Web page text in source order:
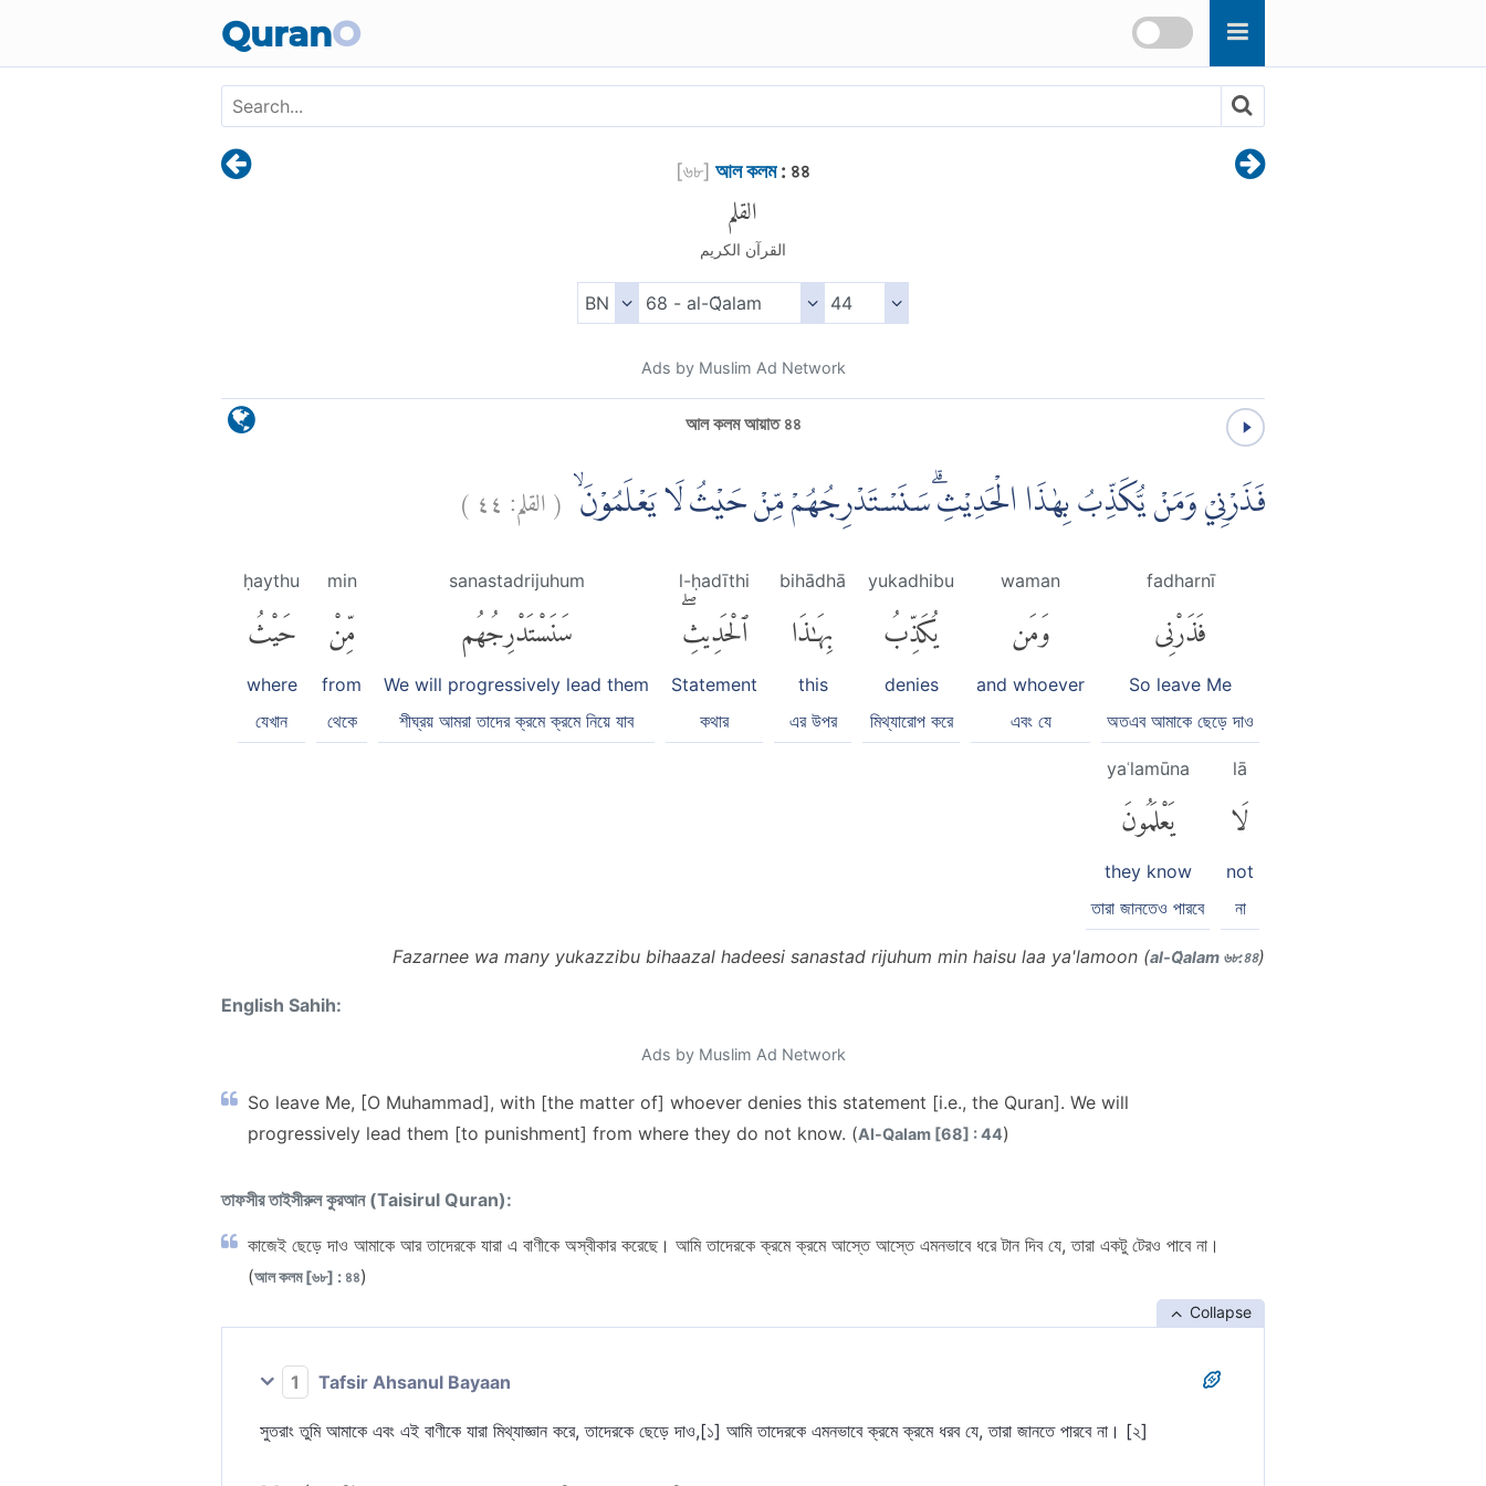
QuranO
[৬৮] আল কলম: ৪৪
القلم
القرآن الكريم
Ads by Muslim Ad Network
আল কলম আয়াত ৪৪
فَذَرْنِيْ وَمَنْ يُّكَذِّبُ بِهٰذَا الْحَدِيْثِۗ سَنَسْتَدْرِجُهُمْ مِّنْ حَيْثُ لَا يَعْلَمُوْنَۙ (القلم: ٤٤)
fadharnī
فَذَرْنِى
So leave Me
অতএব আমাকে ছেড়ে দাও
waman
وَمَن
and whoever
এবং যে
yukadhibu
يُكَذِّبُ
denies
মিথ্যারোপ করে
bihādhā
بِهَٰذَا
this
এর উপর
l-ḥadīthi
ٱلْحَدِيثِۖ
Statement
কথার
sanastadrijuhum
سَنَسْتَدْرِجُهُم
We will progressively lead them
শীঘ্রয় আমরা তাদের ক্রমে ক্রমে নিয়ে যাব
min
مِّنْ
from
থেকে
ḥaythu
حَيْثُ
where
যেখান
lā
لَا
not
না
yaʿlamūna
يَعْلَمُونَ
they know
তারা জানতেও পারবে
Fazarnee wa many yukazzibu bihaazal hadeesi sanastad rijuhum min haisu laa ya'lamoon (al-Q̈alam ৬৮:৪৪)
English Sahih:
Ads by Muslim Ad Network
So leave Me, [O Muhammad], with [the matter of] whoever denies this statement [i.e., the Quran]. We will
progressively lead them [to punishment] from where they do not know. (Al-Qalam [68] : 44)
তাফসীর তাইসীরুল কুরআন (Taisirul Quran):
কাজেই ছেড়ে দাও আমাকে আর তাদেরকে যারা এ বাণীকে অস্বীকার করেছে। আমি তাদেরকে ক্রমে ক্রমে আস্তে আস্তে এমনভাবে ধরে টান দিব যে, তারা একটু টেরও পাবে না।
(আল কলম [৬৮] : ৪৪)
Collapse
1 Tafsir Ahsanul Bayaan
সুতরাং তুমি আমাকে এবং এই বাণীকে যারা মিথ্যাজ্ঞান করে, তাদেরকে ছেড়ে দাও,[১] আমি তাদেরকে এমনভাবে ক্রমে ক্রমে ধরব যে, তারা জানতে পারবে না। [২]